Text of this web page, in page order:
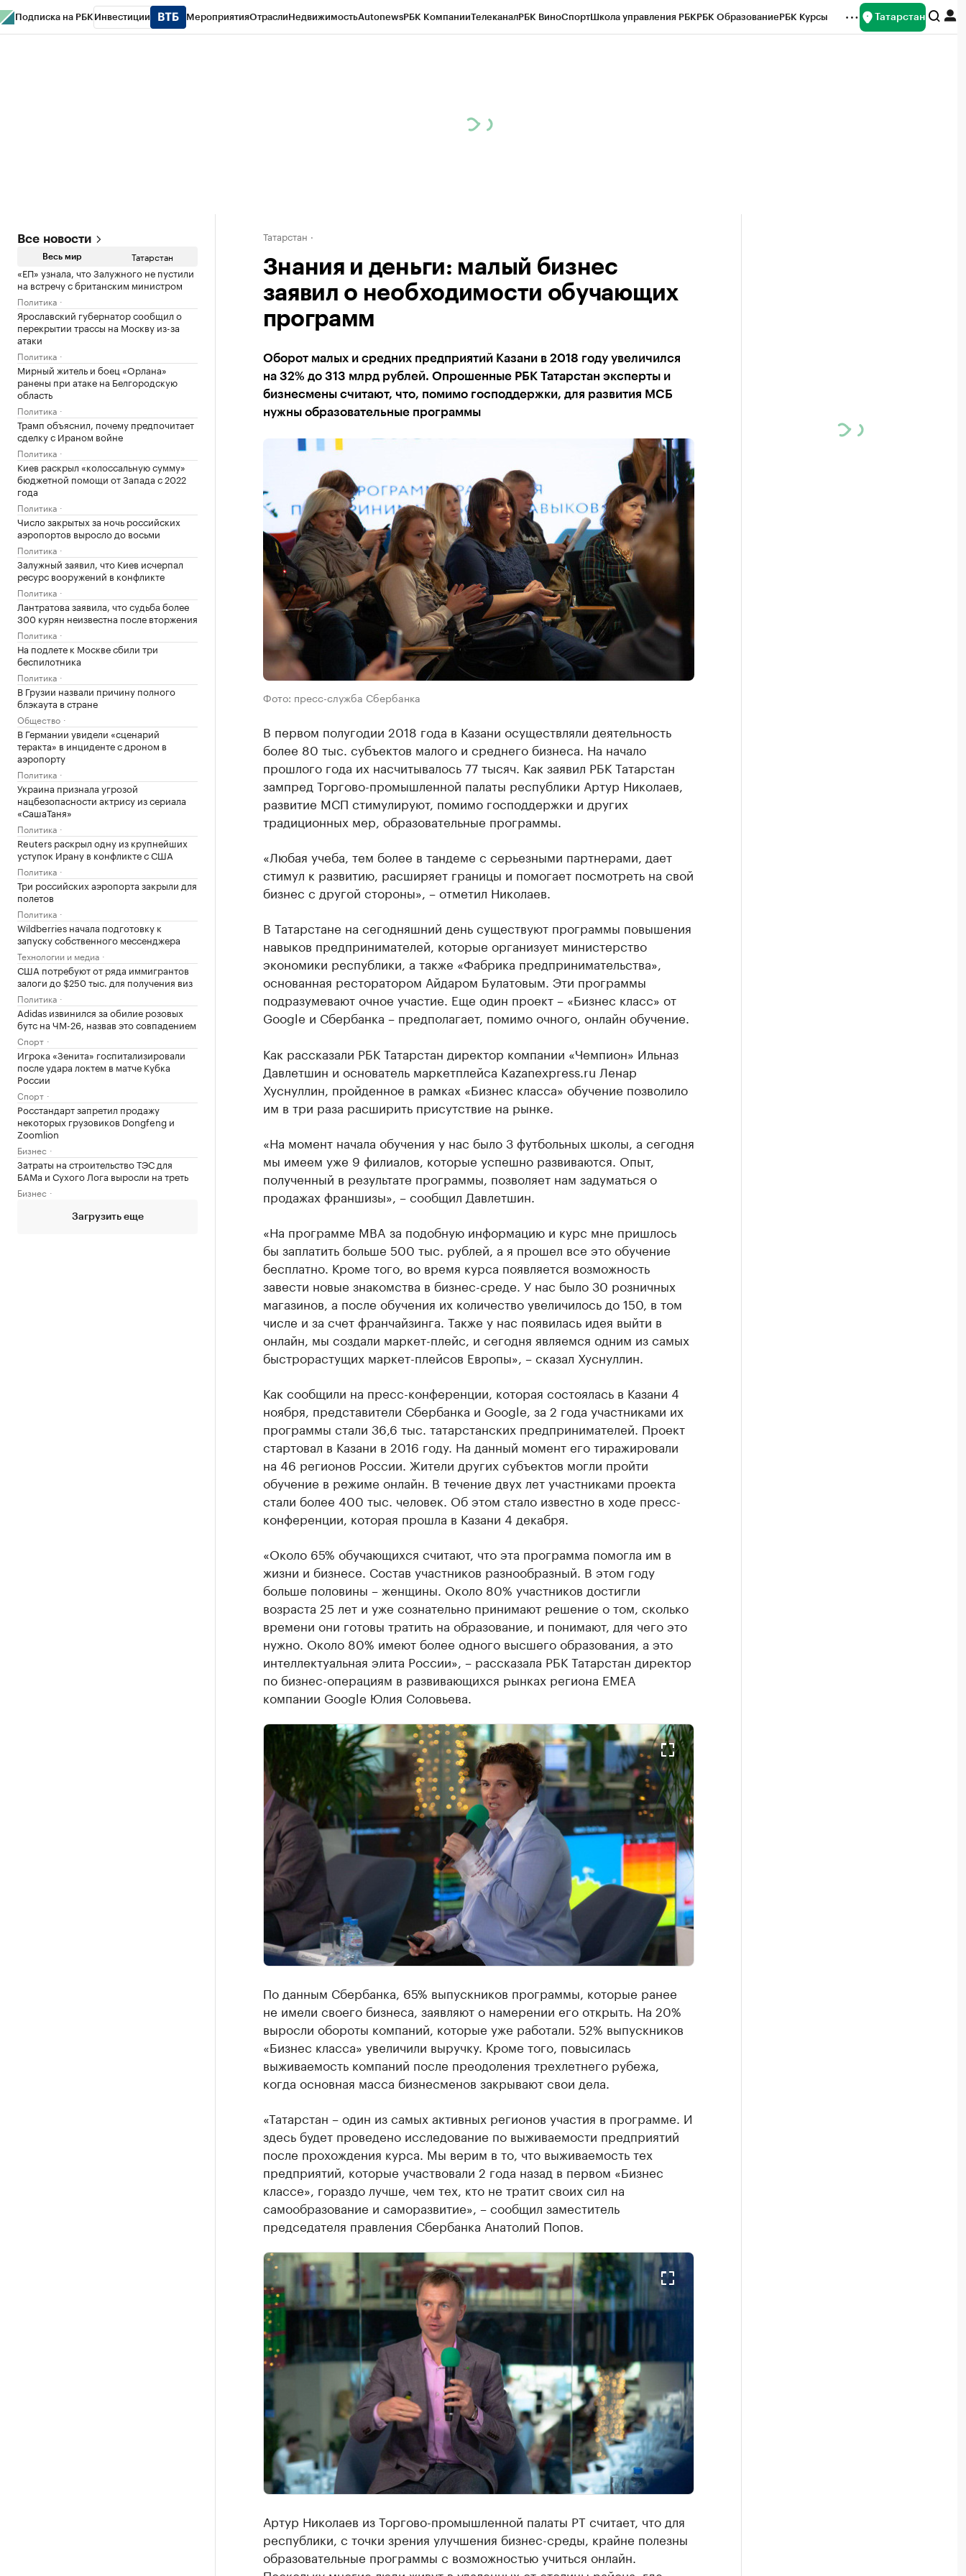
Подписка на РБК Инвестиции МероприятияОтраслиНедвижимостьAutonewsРБК КомпанииТелеканалРБК ВиноСпортШкола управления РБКРБК ОбразованиеРБК Курсы Татарстан
Все новости
Весь мир Татарстан
«ЕП» узнала, что Залужного не пустили
на встречу с британским министром
Политика
Ярославский губернатор сообщил о
перекрытии трассы на Москву из-за
атаки
Политика
Мирный житель и боец «Орлана»
ранены при атаке на Белгородскую
область
Политика
Трамп объяснил, почему предпочитает
сделку с Ираном войне
Политика
Киев раскрыл «колоссальную сумму»
бюджетной помощи от Запада с 2022
года
Политика
Число закрытых за ночь российских
аэропортов выросло до восьми
Политика
Залужный заявил, что Киев исчерпал
ресурс вооружений в конфликте
Политика
Лантратова заявила, что судьба более
300 курян неизвестна после вторжения
Политика
На подлете к Москве сбили три
беспилотника
Политика
В Грузии назвали причину полного
блэкаута в стране
Общество
В Германии увидели «сценарий
теракта» в инциденте с дроном в
аэропорту
Политика
Украина признала угрозой
нацбезопасности актрису из сериала
«СашаТаня»
Политика
Reuters раскрыл одну из крупнейших
уступок Ирану в конфликте с США
Политика
Три российских аэропорта закрыли для
полетов
Политика
Wildberries начала подготовку к
запуску собственного мессенджера
Технологии и медиа
США потребуют от ряда иммигрантов
залоги до $250 тыс. для получения виз
Политика
Adidas извинился за обилие розовых
бутс на ЧМ-26, назвав это совпадением
Спорт
Игрока «Зенита» госпитализировали
после удара локтем в матче Кубка
России
Спорт
Росстандарт запретил продажу
некоторых грузовиков Dongfeng и
Zoomlion
Бизнес
Затраты на строительство ТЭС для
БАМа и Сухого Лога выросли на треть
Бизнес
Загрузить еще
Татарстан
Знания и деньги: малый бизнес
заявил о необходимости обучающих
программ
Оборот малых и средних предприятий Казани в 2018 году увеличился
на 32% до 313 млрд рублей. Опрошенные РБК Татарстан эксперты и
бизнесмены считают, что, помимо господдержки, для развития МСБ
нужны образовательные программы
Фото: пресс-служба Сбербанка
В первом полугодии 2018 года в Казани осуществляли деятельность
более 80 тыс. субъектов малого и среднего бизнеса. На начало
прошлого года их насчитывалось 77 тысяч. Как заявил РБК Татарстан
зампред Торгово-промышленной палаты республики Артур Николаев,
развитие МСП стимулируют, помимо господдержки и других
традиционных мер, образовательные программы.
«Любая учеба, тем более в тандеме с серьезными партнерами, дает
стимул к развитию, расширяет границы и помогает посмотреть на свой
бизнес с другой стороны», – отметил Николаев.
В Татарстане на сегодняшний день существуют программы повышения
навыков предпринимателей, которые организует министерство
экономики республики, а также «Фабрика предпринимательства»,
основанная ресторатором Айдаром Булатовым. Эти программы
подразумевают очное участие. Еще один проект – «Бизнес класс» от
Google и Сбербанка – предполагает, помимо очного, онлайн обучение.
Как рассказали РБК Татарстан директор компании «Чемпион» Ильназ
Давлетшин и основатель маркетплейса Kazanexpress.ru Ленар
Хуснуллин, пройденное в рамках «Бизнес класса» обучение позволило
им в три раза расширить присутствие на рынке.
«На момент начала обучения у нас было 3 футбольных школы, а сегодня
мы имеем уже 9 филиалов, которые успешно развиваются. Опыт,
полученный в результате программы, позволяет нам задуматься о
продажах франшизы», – сообщил Давлетшин.
«На программе MBA за подобную информацию и курс мне пришлось
бы заплатить больше 500 тыс. рублей, а я прошел все это обучение
бесплатно. Кроме того, во время курса появляется возможность
завести новые знакомства в бизнес-среде. У нас было 30 розничных
магазинов, а после обучения их количество увеличилось до 150, в том
числе и за счет франчайзинга. Также у нас появилась идея выйти в
онлайн, мы создали маркет-плейс, и сегодня являемся одним из самых
быстрорастущих маркет-плейсов Европы», – сказал Хуснуллин.
Как сообщили на пресс-конференции, которая состоялась в Казани 4
ноября, представители Сбербанка и Google, за 2 года участниками их
программы стали 36,6 тыс. татарстанских предпринимателей. Проект
стартовал в Казани в 2016 году. На данный момент его тиражировали
на 46 регионов России. Жители других субъектов могли пройти
обучение в режиме онлайн. В течение двух лет участниками проекта
стали более 400 тыс. человек. Об этом стало известно в ходе пресс-
конференции, которая прошла в Казани 4 декабря.
«Около 65% обучающихся считают, что эта программа помогла им в
жизни и бизнесе. Состав участников разнообразный. В этом году
больше половины – женщины. Около 80% участников достигли
возраста 25 лет и уже сознательно принимают решение о том, сколько
времени они готовы тратить на образование, и понимают, для чего это
нужно. Около 80% имеют более одного высшего образования, а это
интеллектуальная элита России», – рассказала РБК Татарстан директор
по бизнес-операциям в развивающихся рынках региона EMEA
компании Google Юлия Соловьева.
По данным Сбербанка, 65% выпускников программы, которые ранее
не имели своего бизнеса, заявляют о намерении его открыть. На 20%
выросли обороты компаний, которые уже работали. 52% выпускников
«Бизнес класса» увеличили выручку. Кроме того, повысилась
выживаемость компаний после преодоления трехлетнего рубежа,
когда основная масса бизнесменов закрывают свои дела.
«Татарстан – один из самых активных регионов участия в программе. И
здесь будет проведено исследование по выживаемости предприятий
после прохождения курса. Мы верим в то, что выживаемость тех
предприятий, которые участвовали 2 года назад в первом «Бизнес
классе», гораздо лучше, чем тех, кто не тратит своих сил на
самообразование и саморазвитие», – сообщил заместитель
председателя правления Сбербанка Анатолий Попов.
Артур Николаев из Торгово-промышленной палаты РТ считает, что для
республики, с точки зрения улучшения бизнес-среды, крайне полезны
образовательные программы с возможностью учиться онлайн.